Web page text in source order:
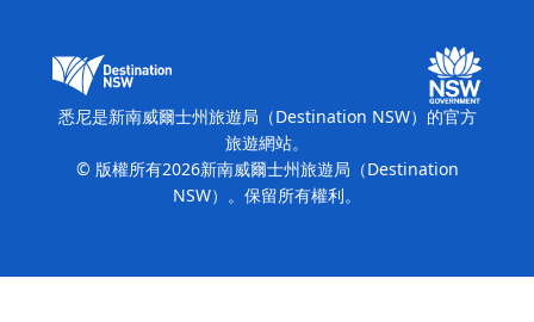
新南威爾士州旅遊局（Destination NSW）媒體中
心
繽紛悉尼燈光音樂節
悉尼是新南威爾士州旅遊局（Destination NSW）的官方
旅遊網站。
© 版權所有2026新南威爾士州旅遊局（Destination
NSW）。保留所有權利。